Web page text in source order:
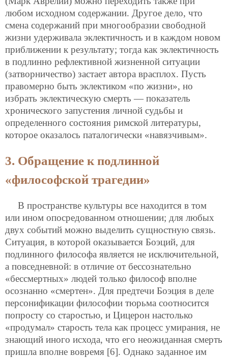
любом исходном содержании. Другое дело, что
смена содержаний при многообразии свободной
жизни удерживала эклектичность и в каждом новом
приближении к результату; тогда как эклектичность
в подлинно рефлективной жизненной ситуации
(затворничество) застает автора врасплох. Пусть
правомерно быть эклектиком «по жизни», но
избрать эклектическую смерть — показатель
хронического запустения личной судьбы и
определенного состояния римской литературы,
которое оказалось паталогически «навязчивым».
3. Обращение к подлинной
«философской трагедии»
В пространстве культуры все находится в том
или ином опосредованном отношении; для любых
двух событий можно выделить сущностную связь.
Ситуация, в которой оказывается Боэций, для
подлинного философа является не исключительной,
а повседневной: в отличие от бессознательно
«бессмертных» людей только философ вполне
осознанно «смертен». Для предтечи Боэция в деле
персонификации философии тюрьма соотносится
попросту со старостью, и Цицерон настолько
«продумал» старость тела как процесс умирания, не
знающий иного исхода, что его неожиданная смерть
пришла вполне вовремя [6]. Однако заданное им